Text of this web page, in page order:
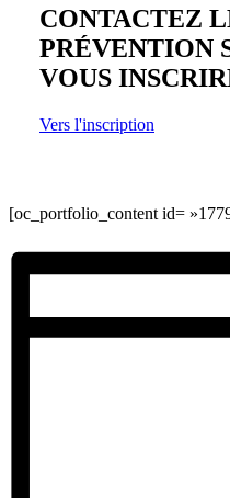
CONTACTEZ
PRÉVENTION
VOUS
Vers l'inscription
[oc_portfolio_content id=